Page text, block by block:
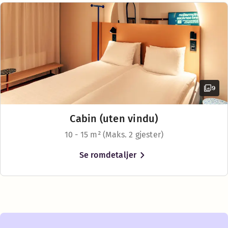
9
Cabin (uten vindu)
10 - 15 m² (Maks. 2 gjester)
Se romdetaljer
Køyeseng (tilgjengelig i noen rom)
Sengealternativer
Avhengig av tilgjengelighet
Queen size-seng (140–160 cm)